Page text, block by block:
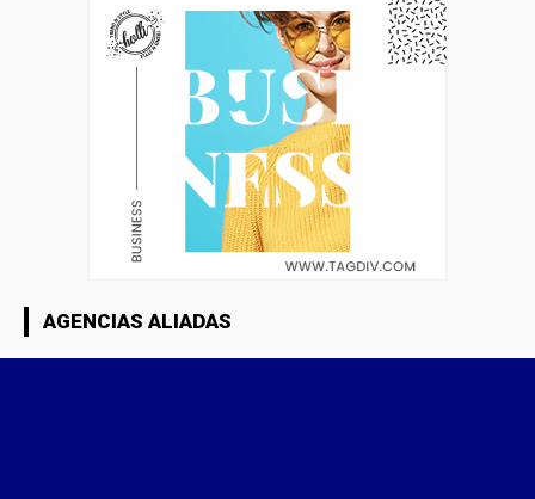
AGENCIAS ALIADAS